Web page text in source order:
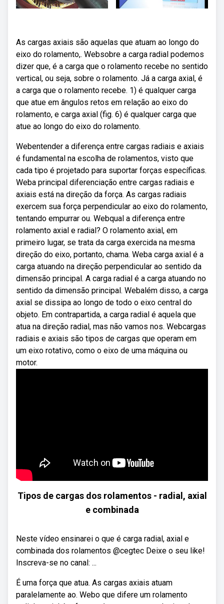
As cargas axiais são aquelas que atuam ao longo do
eixo do rolamento,. Websobre a carga radial podemos
dizer que, é a carga que o rolamento recebe no sentido
vertical, ou seja, sobre o rolamento. Já a carga axial, é
a carga que o rolamento recebe. 1) é qualquer carga
que atue em ângulos retos em relação ao eixo do
rolamento, e carga axial (fig. 6) é qualquer carga que
atue ao longo do eixo do rolamento.
Webentender a diferença entre cargas radiais e axiais
é fundamental na escolha de rolamentos, visto que
cada tipo é projetado para suportar forças específicas.
Weba principal diferenciação entre cargas radiais e
axiais está na direção da força. As cargas radiais
exercem sua força perpendicular ao eixo do rolamento,
tentando empurrar ou. Webqual a diferença entre
rolamento axial e radial? O rolamento axial, em
primeiro lugar, se trata da carga exercida na mesma
direção do eixo, portanto, chama. Weba carga axial é a
carga atuando na direção perpendicular ao sentido da
dimensão principal. A carga radial é a carga atuando no
sentido da dimensão principal. Webalém disso, a carga
axial se dissipa ao longo de todo o eixo central do
objeto. Em contrapartida, a carga radial é aquela que
atua na direção radial, mas não vamos nos. Webcargas
radiais e axiais são tipos de cargas que operam em
um eixo rotativo, como o eixo de uma máquina ou
motor.
Tipos de cargas dos rolamentos - radial, axial
e combinada
Neste vídeo ensinarei o que é carga radial, axial e
combinada dos rolamentos @cegtec Deixe o seu like!
Inscreva-se no canal: ...
É uma força que atua. As cargas axiais atuam
paralelamente ao. Webo que difere um rolamento